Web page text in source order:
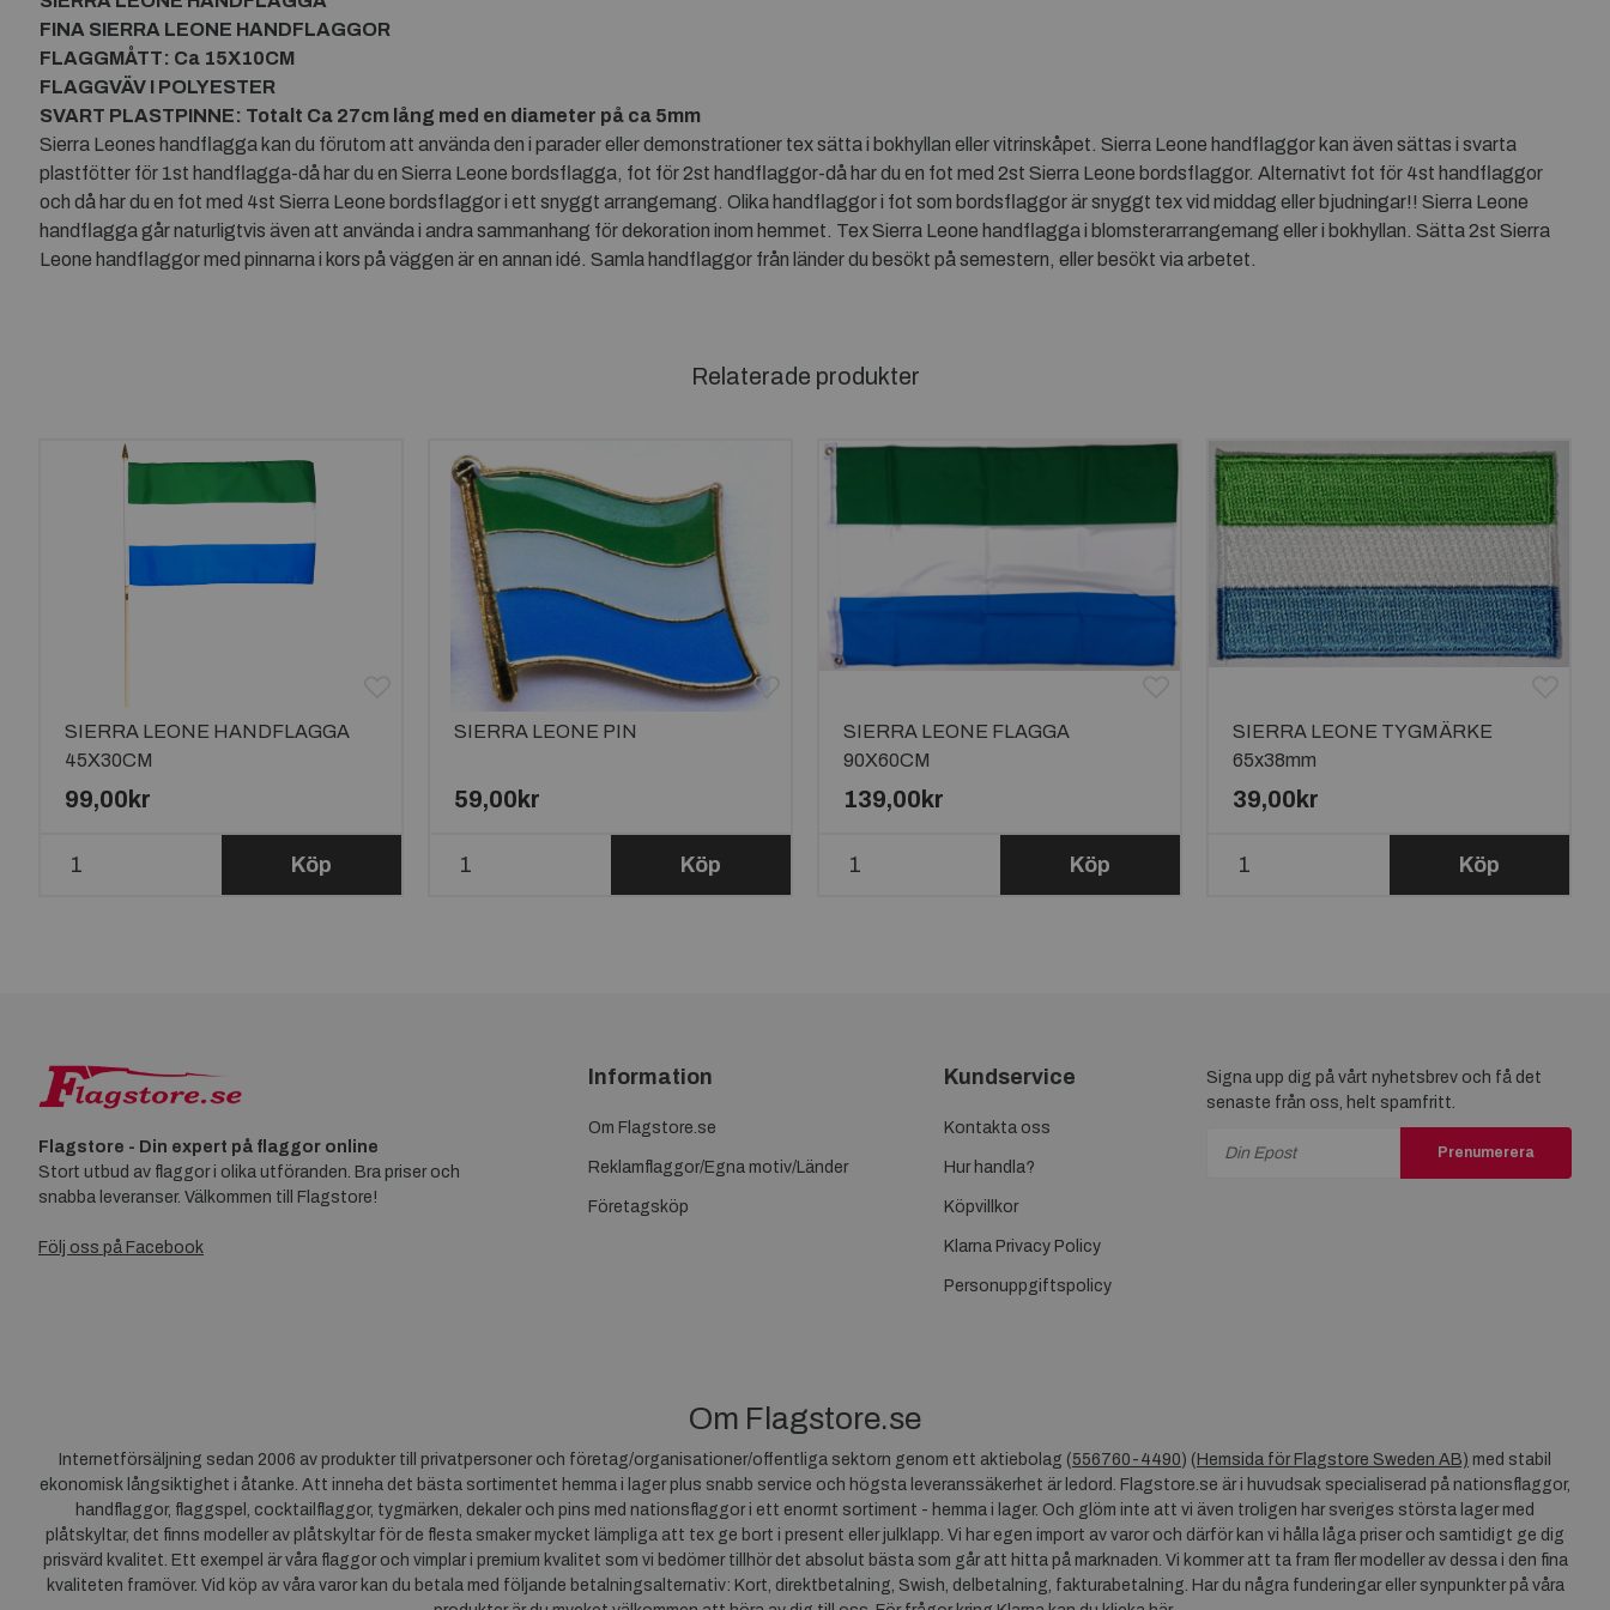
FINA SIERRA LEONE HANDFLAGGOR
FLAGGMÅTT: Ca 15X10CM
FLAGGVÄV I POLYESTER
SVART PLASTPINNE: Totalt Ca 27cm lång med en diameter på ca 5mm
Sierra Leones handflagga kan du förutom att använda den i parader eller demonstrationer tex sätta i bokhyllan eller vitrinskåpet. Sierra Leone handflaggor kan även sättas i svarta
plastfötter för 1st handflagga-då har du en Sierra Leone bordsflagga, fot för 2st handflaggor-då har du en fot med 2st Sierra Leone bordsflaggor. Alternativt fot för 4st handflaggor
och då har du en fot med 4st Sierra Leone bordsflaggor i ett snyggt arrangemang. Olika handflaggor i fot som bordsflaggor är snyggt tex vid middag eller bjudningar!! Sierra Leone
handflagga går naturligtvis även att använda i andra sammanhang för dekoration inom hemmet. Tex Sierra Leone handflagga i blomsterarrangemang eller i bokhyllan. Sätta 2st Sierra
Leone handflaggor med pinnarna i kors på väggen är en annan idé. Samla handflaggor från länder du besökt på semestern, eller besökt via arbetet.
Relaterade produkter
SIERRA LEONE HANDFLAGGA
45X30CM
99,00kr
Köp
SIERRA LEONE PIN
59,00kr
Köp
SIERRA LEONE FLAGGA
90X60CM
139,00kr
Köp
SIERRA LEONE TYGMÄRKE
65x38mm
39,00kr
Köp
Flagstore - Din expert på flaggor online
Stort utbud av flaggor i olika utföranden. Bra priser och
snabba leveranser. Välkommen till Flagstore!
Följ oss på Facebook
Information
Om Flagstore.se
Reklamflaggor/Egna motiv/Länder
Företagsköp
Kundservice
Kontakta oss
Hur handla?
Köpvillkor
Klarna Privacy Policy
Personuppgiftspolicy
Signa upp dig på vårt nyhetsbrev och få det
senaste från oss, helt spamfritt.
Prenumerera
Om Flagstore.se
Internetförsäljning sedan 2006 av produkter till privatpersoner och företag/organisationer/offentliga sektorn genom ett aktiebolag (556760-4490) ( Hemsida för Flagstore Sweden AB) med stabil
ekonomisk långsiktighet i åtanke. Att inneha det bästa sortimentet hemma i lager plus snabb service och högsta leveranssäkerhet är ledord. Flagstore.se är i huvudsak specialiserad på nationsflaggor,
handflaggor, flaggspel, cocktailflaggor, tygmärken, dekaler och pins med nationsflaggor i ett enormt sortiment - hemma i lager. Och glöm inte att vi även troligen har sveriges största lager med
plåtskyltar, det finns modeller av plåtskyltar för de flesta smaker mycket lämpliga att tex ge bort i present eller julklapp. Vi har egen import av varor och därför kan vi hålla låga priser och samtidigt ge dig
prisvärd kvalitet. Ett exempel är våra flaggor och vimplar i premium kvalitet som vi bedömer tillhör det absolut bästa som går att hitta på marknaden. Vi kommer att ta fram fler modeller av dessa i den fina
kvaliteten framöver. Vid köp av våra varor kan du betala med följande betalningsalternativ: Kort, direktbetalning, Swish, delbetalning, fakturabetalning. Har du några funderingar eller synpunkter på våra